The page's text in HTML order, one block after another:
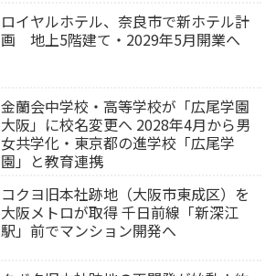
ロイヤルホテル、奈良市で新ホテル計
画 地上5階建て・2029年5月開業へ
金蘭会中学校・高等学校が「広尾学園
大阪」に校名変更へ 2028年4月から男
女共学化・東京都の進学校「広尾学
園」と教育連携
コクヨ旧本社跡地（大阪市東成区）を
大阪メトロが取得 千日前線「新深江
駅」前でマンション開発へ